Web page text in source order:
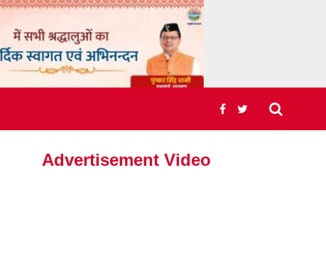
Advertisement Video